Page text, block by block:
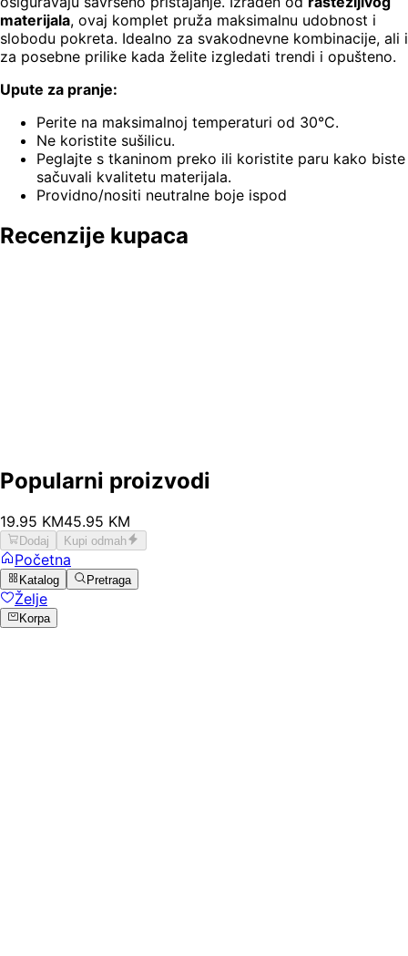
materijala, ovaj komplet pruža maksimalnu udobnost i
slobodu pokreta. Idealno za svakodnevne kombinacije, ali i
za posebne prilike kada želite izgledati trendi i opušteno.
Upute za pranje:
Perite na maksimalnoj temperaturi od 30°C.
Ne koristite sušilicu.
Peglajte s tkaninom preko ili koristite paru kako biste
sačuvali kvalitetu materijala.
Providno/nositi neutralne boje ispod
Recenzije kupaca
Popularni proizvodi
19.95 KM45.95 KM
Dodaj Kupi odmah
Početna
Katalog Pretraga
Želje
Korpa